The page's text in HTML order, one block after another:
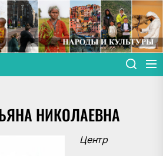
НИКОЛАЕВНА
Центр